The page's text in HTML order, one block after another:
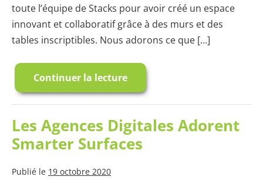
toute l’équipe de Stacks pour avoir créé un espace
innovant et collaboratif grâce à des murs et des
tables inscriptibles. Nous adorons ce que […]
Continuer la lecture
Murs
et
Tables
un
Café
Les Agences Digitales Adorent
Smarter Surfaces
Publié le 19 octobre 2020